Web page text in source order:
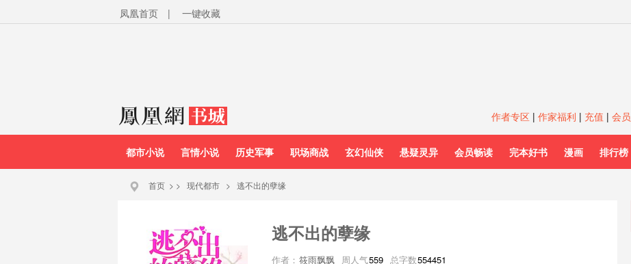
凤凰首页 | 一键收藏
作者专区 | 作家福利 | 充值 | 会员
都市小说 言情小说 历史军事 职场商战 玄幻仙侠 悬疑灵异 会员畅读 完本好书 漫画 排行榜
首页 > > 现代都市 > 逃不出的孽缘
逃不出的孽缘
作者： 筱雨飘飘 周人气559 总字数554451